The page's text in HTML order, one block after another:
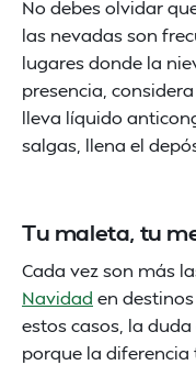
No debes olvidar
las nevadas son
lugares donde la
presencia,
lleva líquido
salgas, llena el
Tu maleta, tu
Cada vez son más
Navidad en
estos casos, la
porque la diferencia